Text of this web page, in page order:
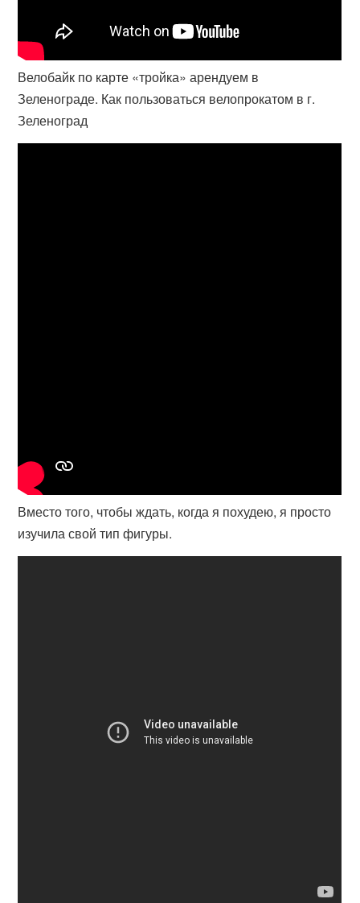
Велобайк по карте «тройка» арендуем в
Зеленограде. Как пользоваться велопрокатом в г.
Зеленоград
Вместо того, чтобы ждать, когда я похудею, я просто
изучила свой тип фигуры.